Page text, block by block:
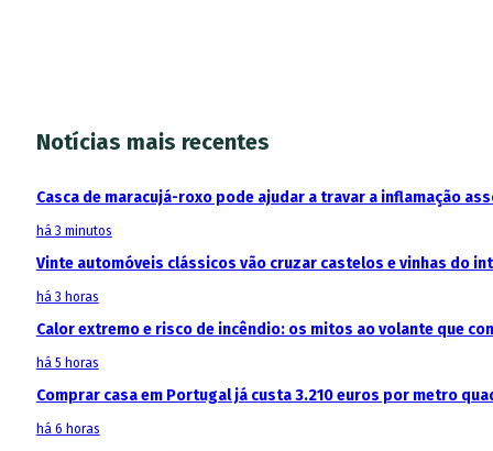
Notícias mais recentes
Casca de maracujá-roxo pode ajudar a travar a inflamação
há 3 minutos
Vinte automóveis clássicos vão cruzar castelos e vinhas do
há 3 horas
Calor extremo e risco de incêndio: os mitos ao volante que
há 5 horas
Comprar casa em Portugal já custa 3.210 euros por metro
há 6 horas